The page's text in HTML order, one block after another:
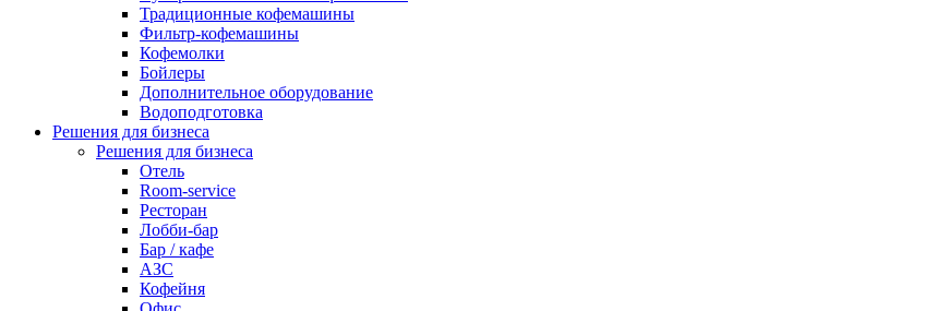
Традиционные кофемашины
Фильтр-кофемашины
Кофемолки
Бойлеры
Дополнительное оборудование
Водоподготовка
Решения для бизнеса
Решения для бизнеса
Отель
Room-service
Ресторан
Лобби-бар
Бар / кафе
АЗС
Кофейня